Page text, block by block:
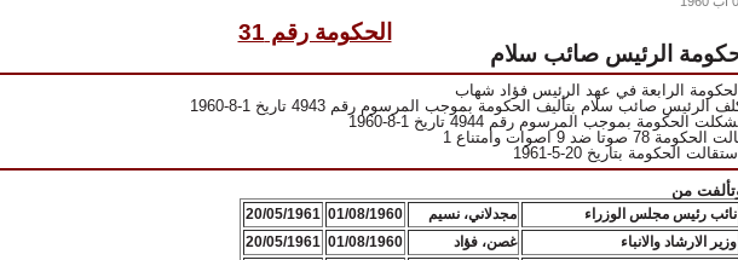
الحكومة رقم 31
الرئيس صائب سلام
الرابعة في عهد الرئيس فؤاد شهاب
الرئيس صائب سلام بتأليف الحكومة بموجب المرسوم رقم 4943 تاريخ 1-8-1960
الحكومة بموجب المرسوم رقم 4944 تاريخ 1-8-1960
الحكومة 78 صوتا ضد 9 اصوات وامتناع 1
استقالت الحكومة بتاريخ 20-5-1961
من
نائب رئيس مجلس الوزراء مجدلاني، نسيم 01/08/1960
20/05/1961
وزير الارشاد والانباء
غصن، فؤاد 01/08/1960
20/05/1961